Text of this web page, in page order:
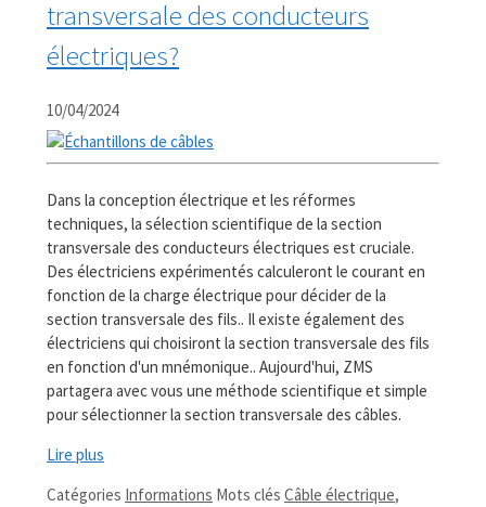
transversale des conducteurs
électriques?
10/04/2024
Dans la conception électrique et les réformes
techniques, la sélection scientifique de la section
transversale des conducteurs électriques est cruciale.
Des électriciens expérimentés calculeront le courant en
fonction de la charge électrique pour décider de la
section transversale des fils.. Il existe également des
électriciens qui choisiront la section transversale des fils
en fonction d'un mnémonique.. Aujourd'hui, ZMS
partagera avec vous une méthode scientifique et simple
pour sélectionner la section transversale des câbles.
Lire plus
Catégories Informations Mots clés Câble électrique,